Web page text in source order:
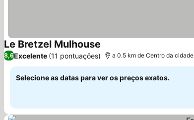
Le Bretzel Mulhouse Ver preços
8,6Excelente (11 pontuações) a 0.5 km de Centro da cidade
Selecione as datas para ver os preços exatos.